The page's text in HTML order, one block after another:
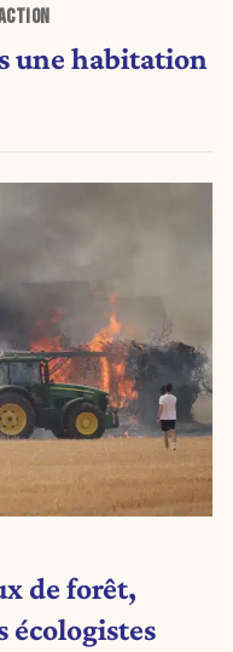
une habitation
de forêt,
écologistes